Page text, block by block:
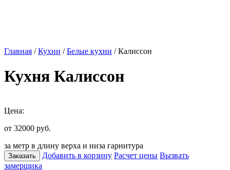
Главная /Кухни /Белые кухни / Калиссон
Кухня Калиссон
Цена:
от 32000 руб.
за метр в длину верха и низа гарнитура
Заказать Добавить в корзину Расчет цены Вызвать
замерщика